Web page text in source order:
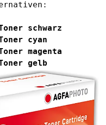
schwarz
cyan
magenta
Toner gelb